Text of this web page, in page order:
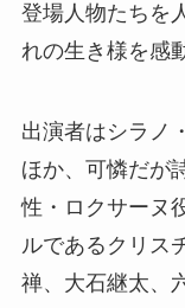
登場人物たちを
れの生き様を感
出演者はシラノ
ほか、可憐だが
性・ロクサーヌ
ルであるクリス
禅、大石継太、